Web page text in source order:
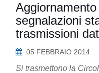
segnalazioni
trasmissioni
05 FEBBRAIO 2014
Si trasmettono la